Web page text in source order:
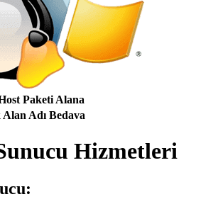
Paketi Alana
Adı Bedava
Hizmetleri